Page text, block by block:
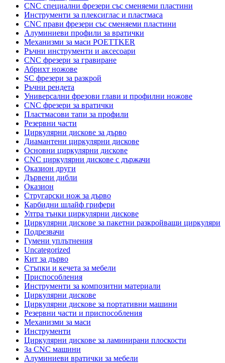
CNC специални фрезери със сменяеми пластини
Инструменти за плексиглас и пластмаса
CNC прави фрезери със сменяеми пластини
Алуминиеви профили за вратички
Механизми за маси POETTKER
Ръчни инструменти и аксесоари
CNC фрезери за гравиране
Абрихт ножове
SC фрезери за разкрой
Ръчни рендета
Универсални фрезови глави и профилни ножове
CNC фрезери за вратички
Пластмасови тапи за профили
Резервни части
Циркулярни дискове за дърво
Диамантени циркулярни дискове
Основни циркулярни дискове
CNC циркулярни дискове с държачи
Оказион други
Дървени дибли
Оказион
Стругарски нож за дърво
Карбидни шлайф грифери
Ултра тънки циркулярни дискове
Циркулярни дискове за пакетни разкройващи циркуляри
Подрезвачи
Гумени уплътнения
Uncategorized
Кит за дърво
Стъпки и кечета за мебели
Приспособления
Инструменти за композитни материали
Циркулярни дискове
Циркулярни дискове за портативни машини
Резервни части и приспособления
Механизми за маси
Инструменти
Циркулярни дискове за ламинирани плоскости
За CNC машини
Алуминиеви вратички за мебели